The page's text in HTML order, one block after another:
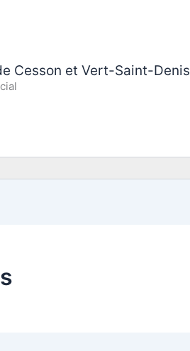
Cesson et Vert-Saint-Denis